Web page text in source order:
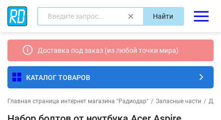
Найти
Доставка под заказ (из любой точки мира)
КАТАЛОГ ТОВАРОВ
Главная страница интернет магазина "Радиодар" / Запасные части / Для